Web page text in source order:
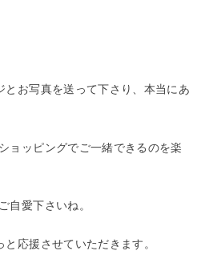
とお写真を送って下さり、本当にあ
ョッピングでご一緒できるのを楽
自愛下さいね。
応援させていただきます。